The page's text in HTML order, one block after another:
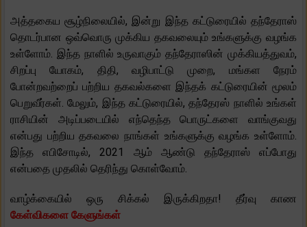
அத்தகைய சூழ்நிலையில், இன்று இந்த கட்டுரையில் தந்தேராஸ்
தொடர்பான ஒவ்வொரு முக்கிய தகவலையும் உங்களுக்கு வழங்க
உள்ளோம். இந்த நாளில் உருவாகும் தந்தேராஸின் முக்கியத்துவம்,
சிறப்பு யோகம், திதி, வழிபாட்டு முறை, மங்கள நேரம்
போன்றவற்றைப் பற்றிய தகவல்களை இந்தக் கட்டுரையின் மூலம்
பெறுவீர்கள். மேலும், இந்த கட்டுரையில், தந்தேரஸ் நாளில் உங்கள்
ராசியின் அடிப்படையில் எந்தெந்த பொருட்களை வாங்குவது
என்பது பற்றிய தகவலை நாங்கள் உங்களுக்கு வழங்க உள்ளோம்.
இந்த எபிசோடில், 2021 ஆம் ஆண்டு தந்தேராஸ் எப்போது
என்பதை முதலில் தெரிந்து கொள்வோம்.
வாழ்க்கையில் ஒரு சிக்கல் இருக்கிறதா! தீர்வு காண
கேள்விகளை கேளுங்கள்